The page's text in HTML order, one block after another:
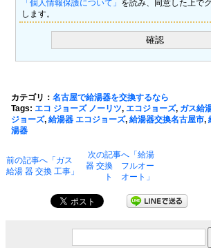
「個人情報保護について」 を読み、同意した上で
します。
カテゴリ： 名古屋で給湯器を交換するなら
Tags: エコ ジョーズ ノーリツ, エコジョーズ, ガス給
ジョーズ, 給湯器 エコジョーズ, 給湯器交換名古屋市,
湯器
前の記事へ「ガス
給湯 器 交換 工事」
次の記事へ「給湯
器 交換 フルオー
ト オート」